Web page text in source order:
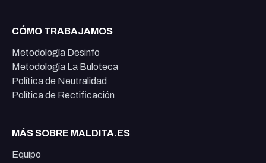
CÓMO TRABAJAMOS
Metodología Desinfo
Metodología La Buloteca
Política de Neutralidad
Política de Rectificación
MÁS SOBRE MALDITA.ES
Equipo